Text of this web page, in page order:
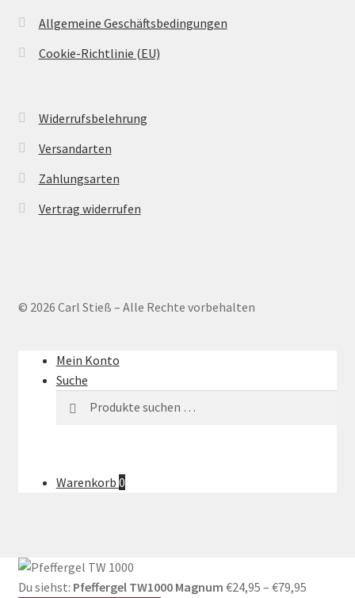
Allgemeine Geschäftsbedingungen
Cookie-Richtlinie (EU)
Widerrufsbelehrung
Versandarten
Zahlungsarten
Vertrag widerrufen
© 2026 Carl Stieß – Alle Rechte vorbehalten
Mein Konto
Suche
nach:
Warenkorb 0
Du siehst: Pfeffergel TW1000 Magnum €24,95 – €79,95